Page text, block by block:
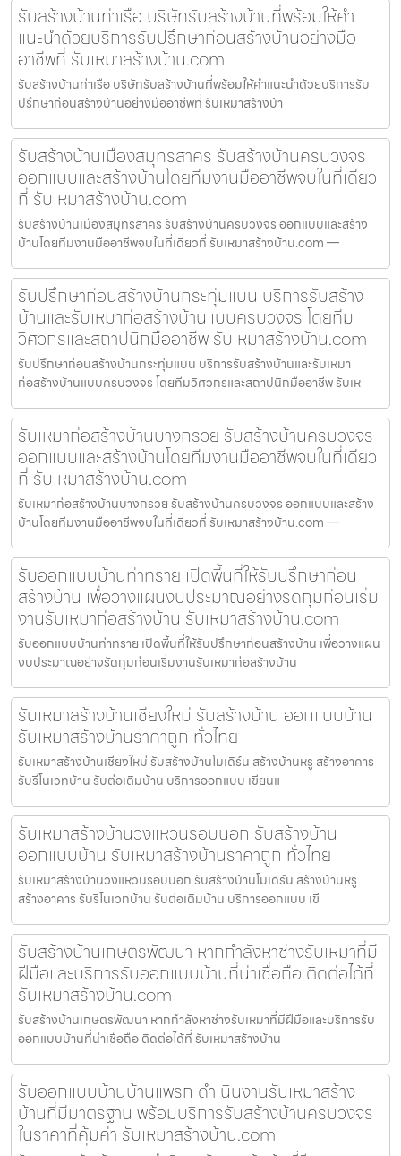
รับสร้างบ้านท่าเรือ บริษัทรับสร้างบ้านที่พร้อมให้คำ
แนะนำด้วยบริการรับปรึกษาก่อนสร้างบ้านอย่างมือ
อาชีพที่ รับเหมาสร้างบ้าน.com
รับสร้างบ้านท่าเรือ บริษัทรับสร้างบ้านที่พร้อมให้คำแนะนำด้วยบริการรับ
ปรึกษาก่อนสร้างบ้านอย่างมืออาชีพที่ รับเหมาสร้างบ้า
รับสร้างบ้านเมืองสมุทรสาคร รับสร้างบ้านครบวงจร
ออกแบบและสร้างบ้านโดยทีมงานมืออาชีพจบในที่เดียว
ที่ รับเหมาสร้างบ้าน.com
รับสร้างบ้านเมืองสมุทรสาคร รับสร้างบ้านครบวงจร ออกแบบและสร้าง
บ้านโดยทีมงานมืออาชีพจบในที่เดียวที่ รับเหมาสร้างบ้าน.com —
รับปรึกษาก่อนสร้างบ้านกระทุ่มแบน บริการรับสร้าง
บ้านและรับเหมาก่อสร้างบ้านแบบครบวงจร โดยทีม
วิศวกรและสถาปนิกมืออาชีพ รับเหมาสร้างบ้าน.com
รับปรึกษาก่อนสร้างบ้านกระทุ่มแบน บริการรับสร้างบ้านและรับเหมา
ก่อสร้างบ้านแบบครบวงจร โดยทีมวิศวกรและสถาปนิกมืออาชีพ รับเห
รับเหมาก่อสร้างบ้านบางกรวย รับสร้างบ้านครบวงจร
ออกแบบและสร้างบ้านโดยทีมงานมืออาชีพจบในที่เดียว
ที่ รับเหมาสร้างบ้าน.com
รับเหมาก่อสร้างบ้านบางกรวย รับสร้างบ้านครบวงจร ออกแบบและสร้าง
บ้านโดยทีมงานมืออาชีพจบในที่เดียวที่ รับเหมาสร้างบ้าน.com —
รับออกแบบบ้านท่าทราย เปิดพื้นที่ให้รับปรึกษาก่อน
สร้างบ้าน เพื่อวางแผนงบประมาณอย่างรัดกุมก่อนเริ่ม
งานรับเหมาก่อสร้างบ้าน รับเหมาสร้างบ้าน.com
รับออกแบบบ้านท่าทราย เปิดพื้นที่ให้รับปรึกษาก่อนสร้างบ้าน เพื่อวางแผน
งบประมาณอย่างรัดกุมก่อนเริ่มงานรับเหมาก่อสร้างบ้าน
รับเหมาสร้างบ้านเชียงใหม่ รับสร้างบ้าน ออกแบบบ้าน
รับเหมาสร้างบ้านราคาถูก ทั่วไทย
รับเหมาสร้างบ้านเชียงใหม่ รับสร้างบ้านโมเดิร์น สร้างบ้านหรู สร้างอาคาร
รับรีโนเวทบ้าน รับต่อเติมบ้าน บริการออกแบบ เขียนแ
รับเหมาสร้างบ้านวงแหวนรอบนอก รับสร้างบ้าน
ออกแบบบ้าน รับเหมาสร้างบ้านราคาถูก ทั่วไทย
รับเหมาสร้างบ้านวงแหวนรอบนอก รับสร้างบ้านโมเดิร์น สร้างบ้านหรู
สร้างอาคาร รับรีโนเวทบ้าน รับต่อเติมบ้าน บริการออกแบบ เขี
รับสร้างบ้านเกษตรพัฒนา หากกำลังหาช่างรับเหมาที่มี
ฝีมือและบริการรับออกแบบบ้านที่น่าเชื่อถือ ติดต่อได้ที่
รับเหมาสร้างบ้าน.com
รับสร้างบ้านเกษตรพัฒนา หากกำลังหาช่างรับเหมาที่มีฝีมือและบริการรับ
ออกแบบบ้านที่น่าเชื่อถือ ติดต่อได้ที่ รับเหมาสร้างบ้าน
รับออกแบบบ้านบ้านแพรก ดำเนินงานรับเหมาสร้าง
บ้านที่มีมาตรฐาน พร้อมบริการรับสร้างบ้านครบวงจร
ในราคาที่คุ้มค่า รับเหมาสร้างบ้าน.com